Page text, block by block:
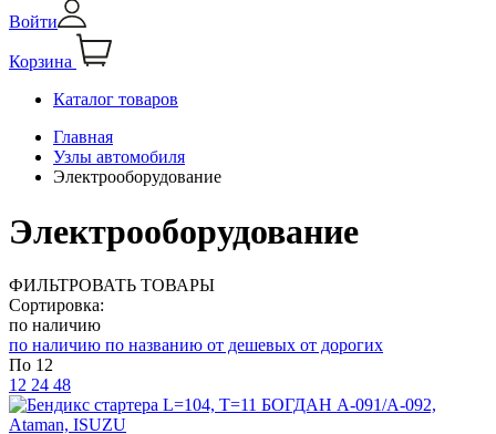
Войти
Корзина
Каталог товаров
Главная
Узлы автомобиля
Электрооборудование
Электрооборудование
ФИЛЬТРОВАТЬ ТОВАРЫ
Сортировка:
по наличию
по наличию по названию от дешевых от дорогих
По 12
12 24 48